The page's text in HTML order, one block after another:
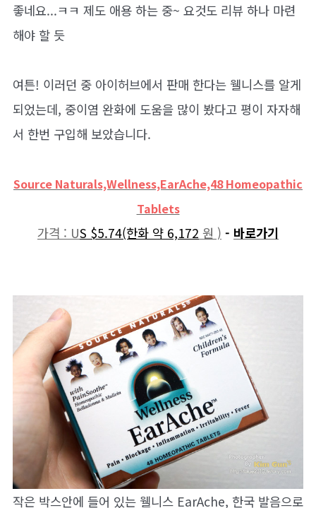
좋네요...ㅋㅋ 제도 애용 하는 중~ 요것도 리뷰 하나 마련
해야 할 듯
여튼! 이러던 중 아이허브에서 판매 한다는 웰니스를 알게
되었는데, 중이염 완화에 도움을 많이 봤다고 평이 자자해
서 한번 구입해 보았습니다.
Source Naturals,Wellness,EarAche,48 Homeopathic
Tablets
가격 : US $5.74(한화 약 6,172 원 ) - 바로가기
작은 박스안에 들어 있는 웰니스 EarAche, 한국 발음으로